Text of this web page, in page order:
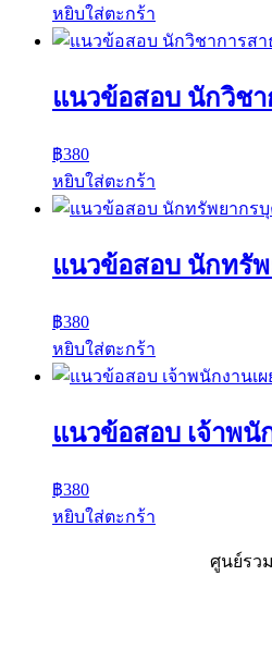
หยิบใส่ตะกร้า
แนวข้อสอบ นักวิช
฿380
หยิบใส่ตะกร้า
แนวข้อสอบ นักทรั
฿380
หยิบใส่ตะกร้า
แนวข้อสอบ เจ้าพ
฿380
หยิบใส่ตะกร้า
ศูนย์รว